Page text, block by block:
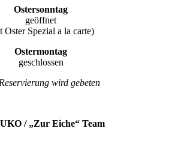
Ostersonntag
geöffnet
Oster Spezial a la carte)
Ostermontag
geschlossen
wird gebeten
/ „Zur Eiche“ Team